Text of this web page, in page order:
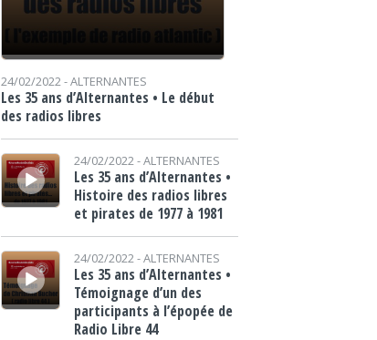
24/02/2022 -ALTERNANTES
Les 35 ans d’Alternantes • Le début
des radios libres
Lecteur audio
24/02/2022 -ALTERNANTES
Les 35 ans d’Alternantes •
Histoire des radios libres
et pirates de 1977 à 1981
Lecteur audio
24/02/2022 -ALTERNANTES
Les 35 ans d’Alternantes •
Témoignage d’un des
participants à l’épopée de
Radio Libre 44